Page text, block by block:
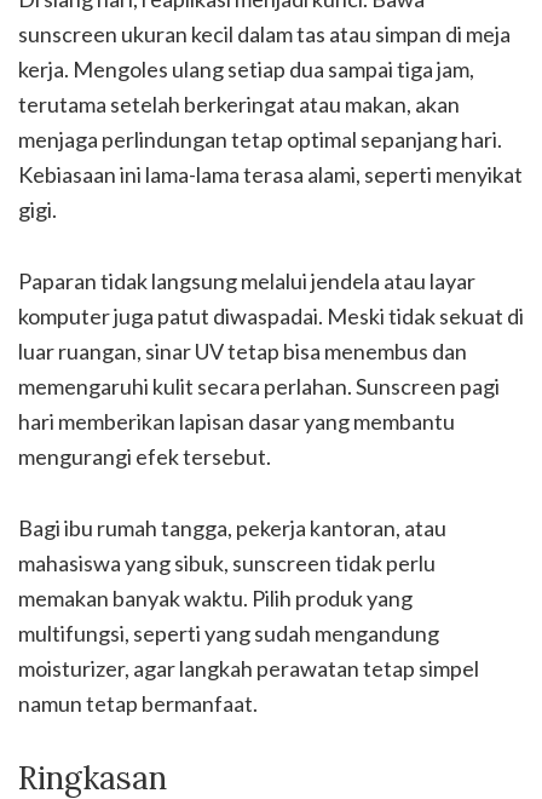
sunscreen ukuran kecil dalam tas atau simpan di meja
kerja. Mengoles ulang setiap dua sampai tiga jam,
terutama setelah berkeringat atau makan, akan
menjaga perlindungan tetap optimal sepanjang hari.
Kebiasaan ini lama-lama terasa alami, seperti menyikat
gigi.
Paparan tidak langsung melalui jendela atau layar
komputer juga patut diwaspadai. Meski tidak sekuat di
luar ruangan, sinar UV tetap bisa menembus dan
memengaruhi kulit secara perlahan. Sunscreen pagi
hari memberikan lapisan dasar yang membantu
mengurangi efek tersebut.
Bagi ibu rumah tangga, pekerja kantoran, atau
mahasiswa yang sibuk, sunscreen tidak perlu
memakan banyak waktu. Pilih produk yang
multifungsi, seperti yang sudah mengandung
moisturizer, agar langkah perawatan tetap simpel
namun tetap bermanfaat.
Ringkasan